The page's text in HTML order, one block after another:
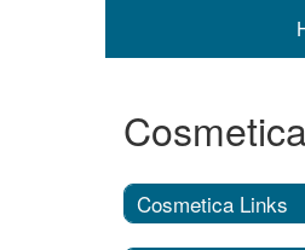
Cosmetica Links